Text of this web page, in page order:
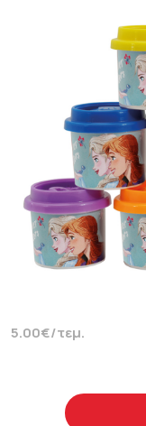
5.00€/τεμ.